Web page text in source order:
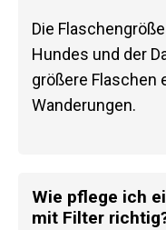
Die
Hundes und der
größere Flaschen
Wanderungen.
Wie pflege ich
mit Filter